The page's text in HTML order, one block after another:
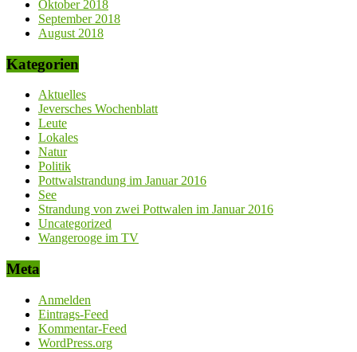
Oktober 2018
September 2018
August 2018
Kategorien
Aktuelles
Jeversches Wochenblatt
Leute
Lokales
Natur
Politik
Pottwalstrandung im Januar 2016
See
Strandung von zwei Pottwalen im Januar 2016
Uncategorized
Wangerooge im TV
Meta
Anmelden
Eintrags-Feed
Kommentar-Feed
WordPress.org